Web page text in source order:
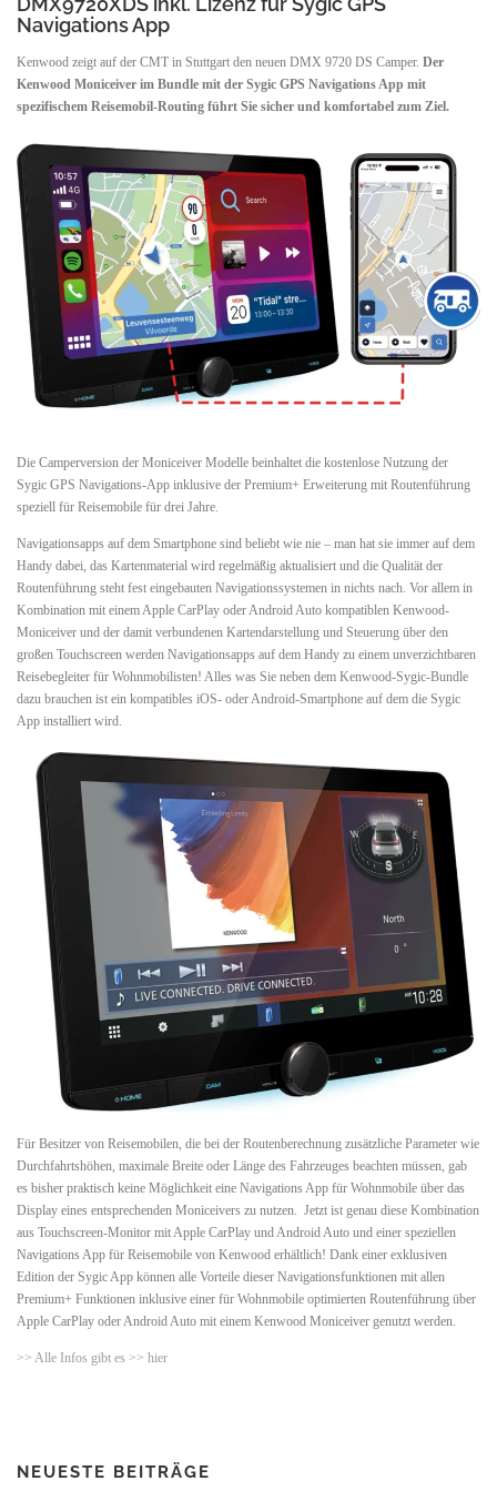
Navigations App
Kenwood zeigt auf der CMT in Stuttgart den neuen DMX 9720 DS Camper. Der
Kenwood Moniceiver im Bundle mit der Sygic GPS Navigations App mit
spezifischem Reisemobil-Routing führt Sie sicher und komfortabel zum Ziel.
Die Camperversion der Moniceiver Modelle beinhaltet die kostenlose Nutzung der
Sygic GPS Navigations-App inklusive der Premium+ Erweiterung mit Routenführung
speziell für Reisemobile für drei Jahre.
Navigationsapps auf dem Smartphone sind beliebt wie nie – man hat sie immer auf dem
Handy dabei, das Kartenmaterial wird regelmäßig aktualisiert und die Qualität der
Routenführung steht fest eingebauten Navigationssystemen in nichts nach. Vor allem in
Kombination mit einem Apple CarPlay oder Android Auto kompatiblen Kenwood-
Moniceiver und der damit verbundenen Kartendarstellung und Steuerung über den
großen Touchscreen werden Navigationsapps auf dem Handy zu einem unverzichtbaren
Reisebegleiter für Wohnmobilisten! Alles was Sie neben dem Kenwood-Sygic-Bundle
dazu brauchen ist ein kompatibles iOS- oder Android-Smartphone auf dem die Sygic
App installiert wird.
Für Besitzer von Reisemobilen, die bei der Routenberechnung zusätzliche Parameter wie
Durchfahrtshöhen, maximale Breite oder Länge des Fahrzeuges beachten müssen, gab
es bisher praktisch keine Möglichkeit eine Navigations App für Wohnmobile über das
Display eines entsprechenden Moniceivers zu nutzen. Jetzt ist genau diese Kombination
aus Touchscreen-Monitor mit Apple CarPlay und Android Auto und einer speziellen
Navigations App für Reisemobile von Kenwood erhältlich! Dank einer exklusiven
Edition der Sygic App können alle Vorteile dieser Navigationsfunktionen mit allen
Premium+ Funktionen inklusive einer für Wohnmobile optimierten Routenführung über
Apple CarPlay oder Android Auto mit einem Kenwood Moniceiver genutzt werden.
>> Alle Infos gibt es >> hier
NEUESTE BEITRÄGE